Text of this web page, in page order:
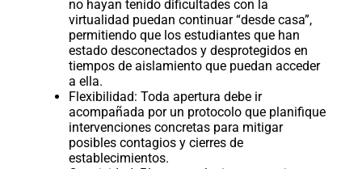
no hayan tenido dificultades con la
virtualidad puedan continuar “desde casa”,
permitiendo que los estudiantes que han
estado desconectados y desprotegidos en
tiempos de aislamiento que puedan acceder
a ella.
Flexibilidad: Toda apertura debe ir
acompañada por un protocolo que planifique
intervenciones concretas para mitigar
posibles contagios y cierres de
establecimientos.